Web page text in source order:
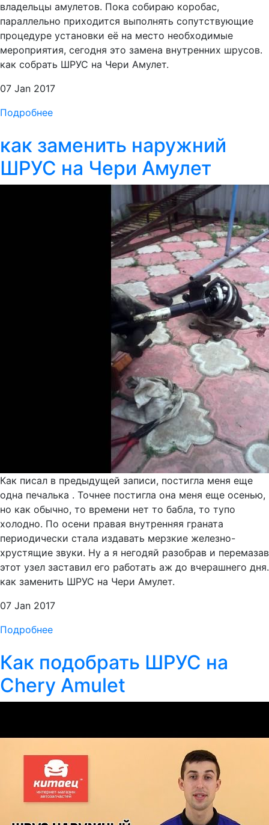
владельцы амулетов. Пока собираю коробас,
параллельно приходится выполнять сопутствующие
процедуре установки её на место необходимые
мероприятия, сегодня это замена внутренних шрусов.
как собрать ШРУС на Чери Амулет.
07 Jan 2017
Подробнее
как заменить наружний
ШРУС на Чери Амулет
Как писал в предыдущей записи, постигла меня еще
одна печалька . Точнее постигла она меня еще осенью,
но как обычно, то времени нет то бабла, то тупо
холодно. По осени правая внутренняя граната
периодически стала издавать мерзкие железно-
хрустящие звуки. Ну а я негодяй разобрав и перемазав
этот узел заставил его работать аж до вчерашнего дня.
как заменить ШРУС на Чери Амулет.
07 Jan 2017
Подробнее
Как подобрать ШРУС на
Chery Amulet